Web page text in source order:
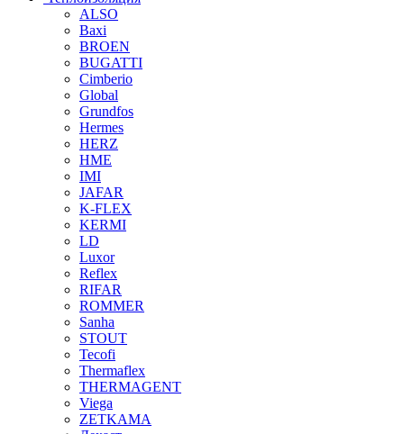
ALSO
Baxi
BROEN
BUGATTI
Cimberio
Global
Grundfos
Hermes
HERZ
HME
IMI
JAFAR
K-FLEX
KERMI
LD
Luxor
Reflex
RIFAR
ROMMER
Sanha
STOUT
Tecofi
Thermaflex
THERMAGENT
Viega
ZETKAMA